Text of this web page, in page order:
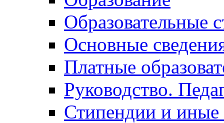
Образовательные
Основные
Платные
Руководство.
Стипендии и иные